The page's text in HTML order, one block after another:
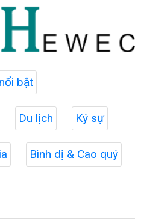
bật
Du lịch Ký sự
Bình dị & Cao quý